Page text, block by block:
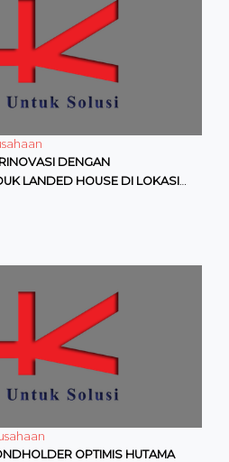
DENGAN
LANDED HOUSE DI LOKASI
OPTIMIS HUTAMA